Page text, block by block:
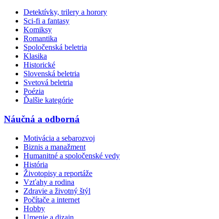
Detektívky, trilery a horory
Sci-fi a fantasy
Komiksy
Romantika
Spoločenská beletria
Klasika
Historické
Slovenská beletria
Svetová beletria
Poézia
Ďalšie kategórie
Náučná a odborná
Motivácia a sebarozvoj
Biznis a manažment
Humanitné a spoločenské vedy
História
Životopisy a reportáže
Vzťahy a rodina
Zdravie a životný štýl
Počítače a internet
Hobby
Umenie a dizajn